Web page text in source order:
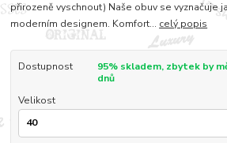
přirozeně vyschnout) Naše obuv se vyznačuje
moderním designem. Komfort... celý popis
Dostupnost
95% skladem, zbytek by
dnů
Velikost